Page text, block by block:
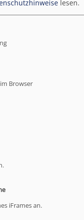
im
am 19.
steht unter dem
bereiten den
und Frauen,
(gs)
lesen.
Browser
iFrames an.